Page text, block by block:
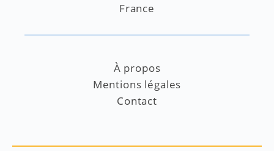
France
À propos
Mentions légales
Contact